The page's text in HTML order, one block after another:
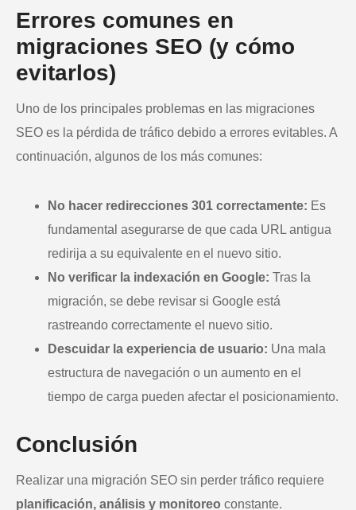
Errores comunes en
migraciones SEO (y cómo
evitarlos)
Uno de los principales problemas en las migraciones
SEO es la pérdida de tráfico debido a errores evitables. A
continuación, algunos de los más comunes:
No hacer redirecciones 301 correctamente: Es
fundamental asegurarse de que cada URL antigua
redirija a su equivalente en el nuevo sitio.
No verificar la indexación en Google: Tras la
migración, se debe revisar si Google está
rastreando correctamente el nuevo sitio.
Descuidar la experiencia de usuario: Una mala
estructura de navegación o un aumento en el
tiempo de carga pueden afectar el posicionamiento.
Conclusión
Realizar una migración SEO sin perder tráfico requiere
planificación, análisis y monitoreo constante.